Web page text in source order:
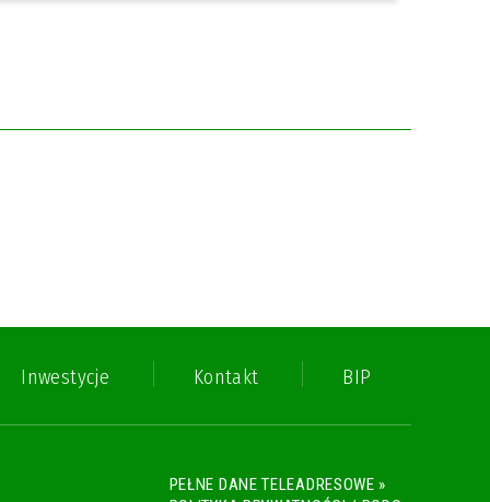
Inwestycje Kontakt BIP
PEŁNE DANE TELEADRESOWE »